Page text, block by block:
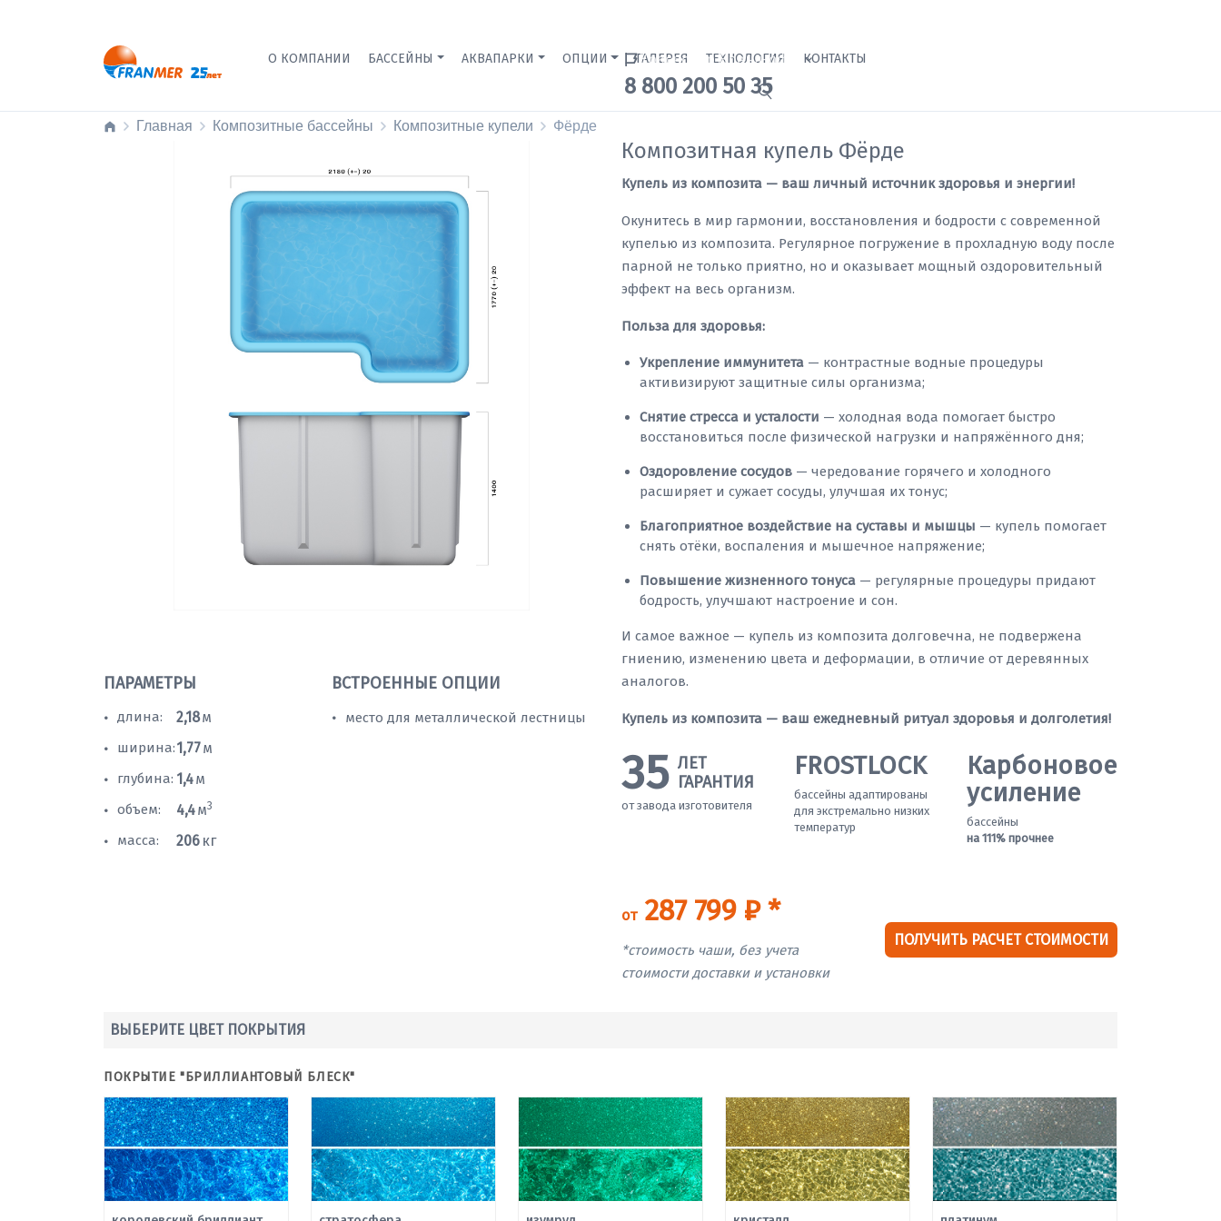
О КОМПАНИИ БАССЕЙНЫ АКВАПАРКИ ОПЦИИ ГАЛЕРЕЯ ТЕХНОЛОГИЯ КОНТАКТЫ
Краснодар Бренд-офис
8 800 200 50 35
Главная Композитные бассейны Композитные купели Фёрде
ПАРАМЕТРЫ
• длина: 2,18м
• ширина:1,77м
• глубина: 1,4м
• объем: 4,4м3
• масса: 206 кг
ВСТРОЕННЫЕ ОПЦИИ
• место для металлической лестницы
Композитная купель Фёрде
Купель из композита — ваш личный источник здоровья и энергии!
Окунитесь в мир гармонии, восстановления и бодрости с современной
купелью из композита. Регулярное погружение в прохладную воду после
парной не только приятно, но и оказывает мощный оздоровительный
эффект на весь организм.
Польза для здоровья:
Укрепление иммунитета — контрастные водные процедуры
активизируют защитные силы организма;
Снятие стресса и усталости — холодная вода помогает быстро
восстановиться после физической нагрузки и напряжённого дня;
Оздоровление сосудов — чередование горячего и холодного
расширяет и сужает сосуды, улучшая их тонус;
Благоприятное воздействие на суставы и мышцы — купель помогает
снять отёки, воспаления и мышечное напряжение;
Повышение жизненного тонуса — регулярные процедуры придают
бодрость, улучшают настроение и сон.
И самое важное — купель из композита долговечна, не подвержена
гниению, изменению цвета и деформации, в отличие от деревянных
аналогов.
Купель из композита — ваш ежедневный ритуал здоровья и долголетия!
35 ЛЕТ
ГАРАНТИЯ
от завода изготовителя
FROSTLOCK
бассейны адаптированы
для экстремально низких
температур
Карбоновое
усиление
бассейны
на 111% прочнее
от287 799 ₽ *
*стоимость чаши, без учета
стоимости доставки и установки
ПОЛУЧИТЬ РАСЧЕТ СТОИМОСТИ
ВЫБЕРИТЕ ЦВЕТ ПОКРЫТИЯ
ПОКРЫТИЕ "БРИЛЛИАНТОВЫЙ БЛЕСК"